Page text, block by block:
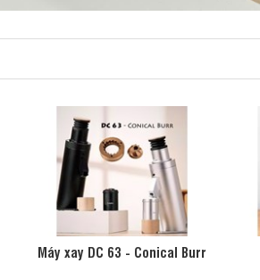
Máy xay DC 63 - Conical Burr